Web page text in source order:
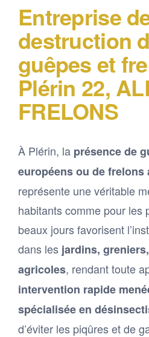
Entreprise
destruction
guêpes et
Plérin 22,
FRELONS
À Plérin, la présence de
européens ou de frelons
représente une véritable
habitants comme pour les
beaux jours favorisent
dans les jardins,
agricoles, rendant toute
intervention rapide
spécialisée en
d’éviter les piqûres et de